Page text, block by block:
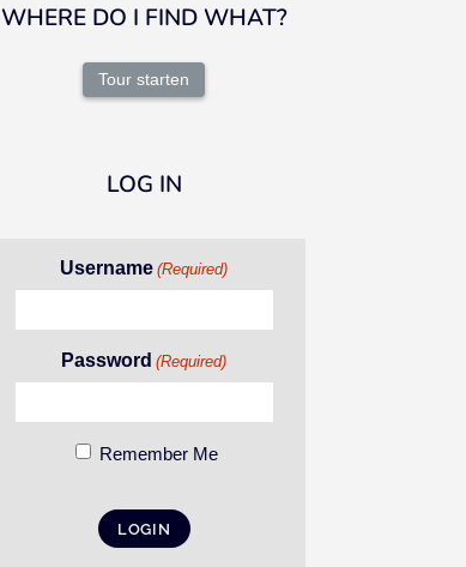
WHERE DO I FIND WHAT?
Tour starten
LOG IN
Username (Required)
Password (Required)
Remember Me